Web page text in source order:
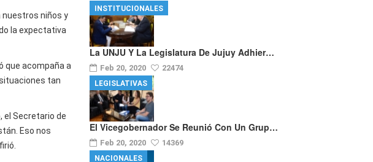
nuestros niños y
la expectativa
que acompaña a
tan
el Secretario de
Eso nos
La UNJU Y La Legislatura De Jujuy Adhier…
Feb 20, 2020 22474
INSTITUCIONALES
El Vicegobernador Se Reunió Con Un Grup…
Feb 20, 2020 14369
LEGISLATIVAS
NACIONALES